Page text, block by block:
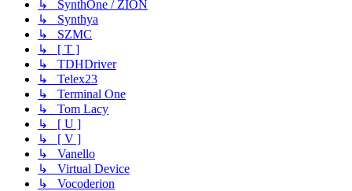
↳ SynthOne / ZION
↳ Synthya
↳ SZMC
↳ [ T ]
↳ TDHDriver
↳ Telex23
↳ Terminal One
↳ Tom Lacy
↳ [ U ]
↳ [ V ]
↳ Vanello
↳ Virtual Device
↳ Vocoderion